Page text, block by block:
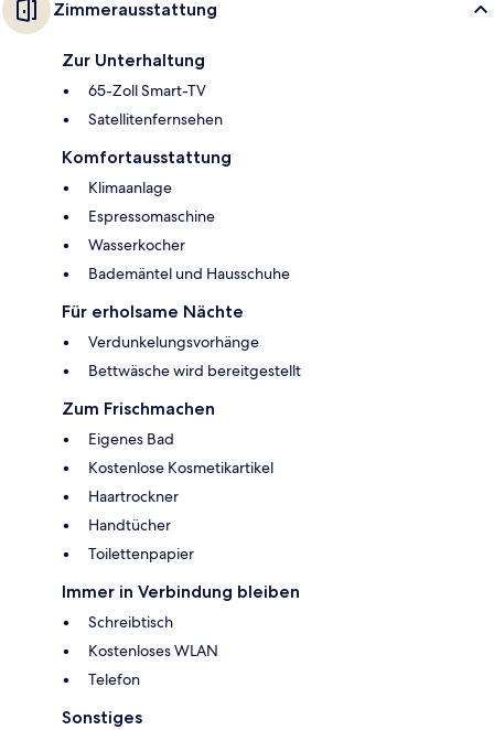
Zimmerausstattung
Zur Unterhaltung
65-Zoll Smart-TV
Satellitenfernsehen
Komfortausstattung
Klimaanlage
Espressomaschine
Wasserkocher
Bademäntel und Hausschuhe
Für erholsame Nächte
Verdunkelungsvorhänge
Bettwäsche wird bereitgestellt
Zum Frischmachen
Eigenes Bad
Kostenlose Kosmetikartikel
Haartrockner
Handtücher
Toilettenpapier
Immer in Verbindung bleiben
Schreibtisch
Kostenloses WLAN
Telefon
Sonstiges